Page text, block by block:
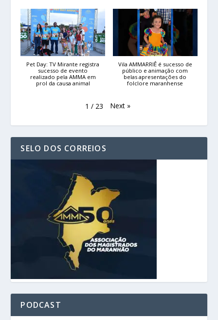
Pet Day: TV Mirante registra
sucesso de evento
realizado pela AMMA em
prol da causa animal
Vila AMMARRIÊ é sucesso de
público e animação com
belas apresentações do
folclore maranhense
1 / 23 Next »
SELO DOS CORREIOS
PODCAST